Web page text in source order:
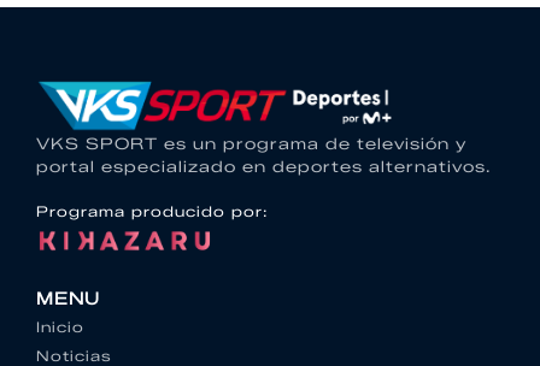
VKS SPORT es un programa de televisión y
portal especializado en deportes alternativos.
Programa producido por:
MENU
Inicio
Noticias